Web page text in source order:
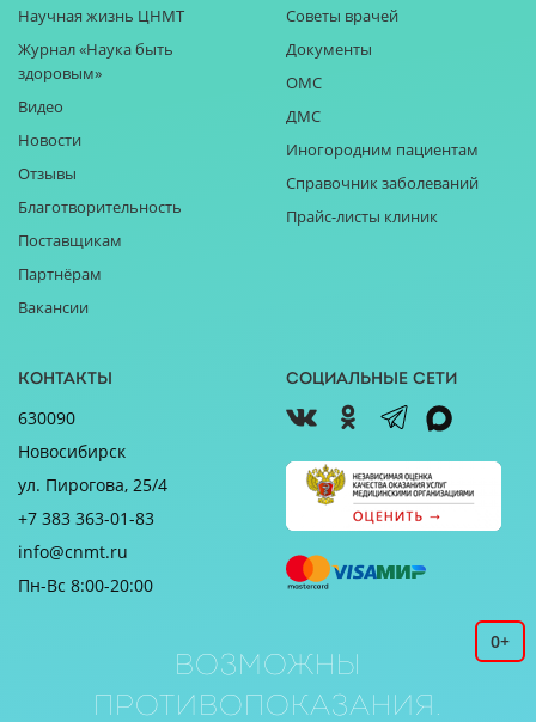
Научная жизнь ЦНМТ
Журнал «Наука быть
здоровым»
Видео
Новости
Отзывы
Благотворительность
Поставщикам
Партнёрам
Вакансии
Советы врачей
Документы
ОМС
ДМС
Иногородним пациентам
Справочник заболеваний
Прайс-листы клиник
Контакты
630090
Новосибирск
ул. Пирогова, 25/4
+7 383 363-01-83
info@cnmt.ru
Пн-Вс 8:00-20:00
Социальные сети
0+
Возможны
противопоказания.